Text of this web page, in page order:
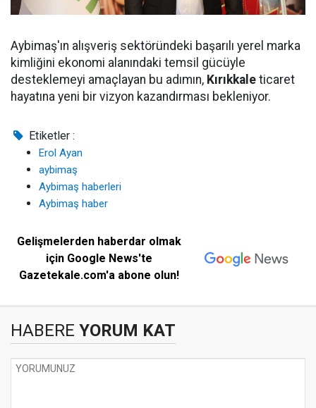
Aybimaş'ın alışveriş sektöründeki başarılı yerel marka
kimliğini ekonomi alanındaki temsil gücüyle
desteklemeyi amaçlayan bu adımın, Kırıkkale ticaret
hayatına yeni bir vizyon kazandırması bekleniyor.
Etiketler :
Erol Ayan
aybimaş
Aybimaş haberleri
Aybimaş haber
Gelişmelerden haberdar olmak
için Google News'te
Gazetekale.com'a abone olun!
HABERE YORUM KAT